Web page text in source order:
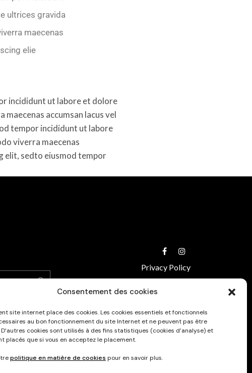
Consentement des cookies
site internet place des cookies. Les cookies essentiels et fonctionnels
au bon fonctionnement du site Internet et ne peuvent pas être
cookies sont utilisés à des fins statistiques (cookies d’analyse) et
placés que si vous en acceptez le placement.
politique en matière de cookies pour en savoir plus.
ultrices gravida
maecenas
elie
incididunt ut labore et dolore
accumsan lacus vel
tempor incididunt ut labore
viverra maecenas
elit, sedto eiusmod tempor
Privacy Policy